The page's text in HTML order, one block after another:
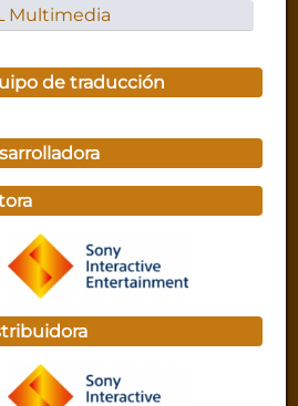
Multimedia
de traducción